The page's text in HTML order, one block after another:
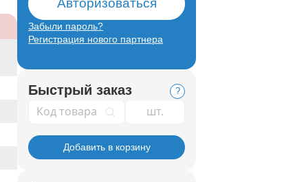
Авторизоваться
Забыли пароль?
Регистрация нового партнера
Быстрый заказ ?
Код товара
Добавить в корзину